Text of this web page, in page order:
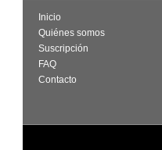
Inicio
Quiénes somos
Suscripción
FAQ
Contacto